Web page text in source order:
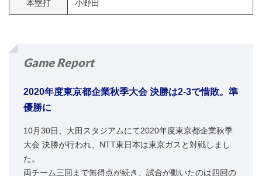
本塁打 小野田
Game Report
2020年度東京都企業秋季大会 決勝は2-3で惜敗。準
優勝に
10月30日、大田スタジアムにて2020年度東京都企業秋季
大会 決勝が行われ、NTT東日本は東京ガスと対戦しまし
た。
両チーム三回まで無得点が続き、試合が動いたのは四回の